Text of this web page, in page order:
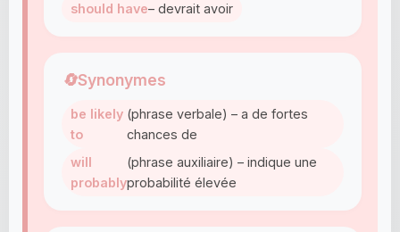
should have– devrait avoir
🔄Synonymes
be likely
to
(phrase verbale) – a de fortes
chances de
will
probably
(phrase auxiliaire) – indique une
probabilité élevée